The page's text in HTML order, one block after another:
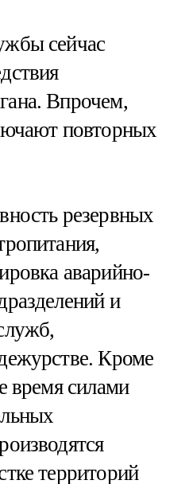
сейчас
Впрочем,
повторных
резервных
аварийно-
и
Кроме
время силами
территорий